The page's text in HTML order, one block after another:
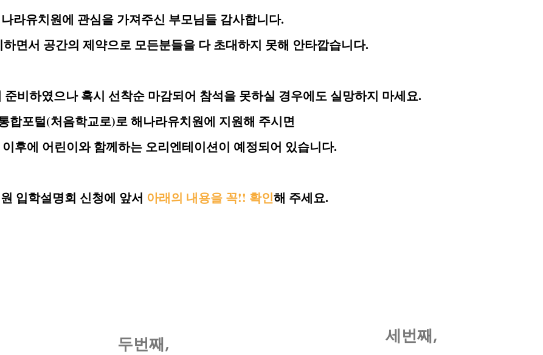
라유치원에 관심을 가져주신 부모님들 감사합니다.
면서 공간의 제약으로 모든분들을 다 초대하지 못해 안타깝습니다.
비하였으나 혹시 선착순 마감되어 참석을 못하실 경우에도 실망하지 마세요.
합포털(처음학교로)로 해나라유치원에 지원해 주시면
후에 어린이와 함께하는 오리엔테이션이 예정되어 있습니다.
입학설명회 신청에 앞서 아래의 내용을 꼭!! 확인해 주세요.
두번째, 세번째,